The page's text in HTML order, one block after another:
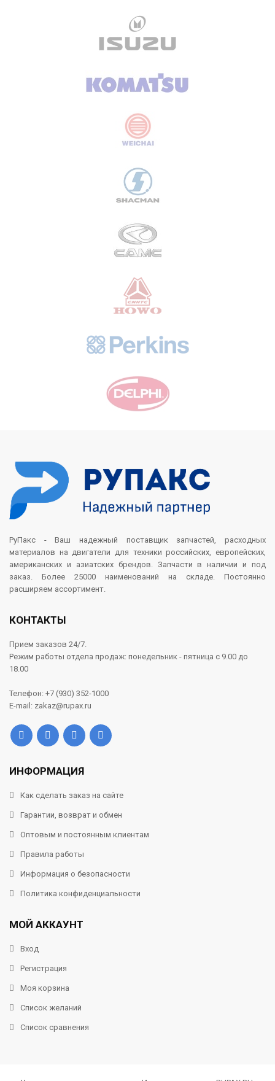
РуПакс - Ваш надежный поставщик запчастей, расходных
материалов на двигатели для техники российских, европейских,
американских и азиатских брендов. Запчасти в наличии и под
заказ. Более 25000 наименований на складе. Постоянно
расширяем ассортимент.
КОНТАКТЫ
Прием заказов 24/7.
Режим работы отдела продаж: понедельник - пятница с 9.00 до
18.00
Телефон: +7 (930) 352-1000
E-mail: zakaz@rupax.ru
ИНФОРМАЦИЯ
Как сделать заказ на сайте
Гарантии, возврат и обмен
Оптовым и постоянным клиентам
Правила работы
Информация о безопасности
Политика конфиденциальности
МОЙ АККАУНТ
Вход
Регистрация
Моя корзина
Список желаний
Список сравнения